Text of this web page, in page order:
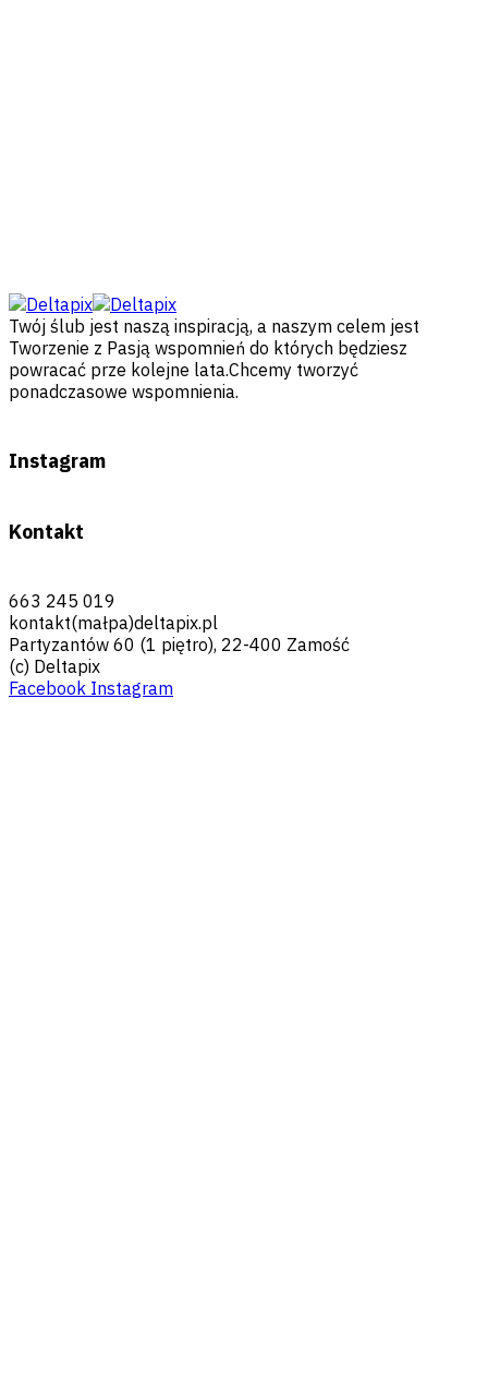
Twój ślub jest naszą inspiracją, a naszym celem jest
Tworzenie z Pasją wspomnień do których będziesz
powracać prze kolejne lata.Chcemy tworzyć
ponadczasowe wspomnienia.
Instagram
Kontakt
663 245 019
kontakt(małpa)deltapix.pl
Partyzantów 60 (1 piętro), 22-400 Zamość
(c) Deltapix
Facebook Instagram